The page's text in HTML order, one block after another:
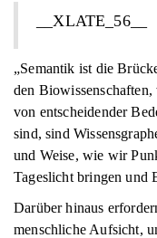
__XLATE_56__
„Semantik ist die
den
von entscheidender
sind, sind
und Weise, wie wir
Tageslicht bringen und
Darüber hinaus
menschliche Aufsicht,